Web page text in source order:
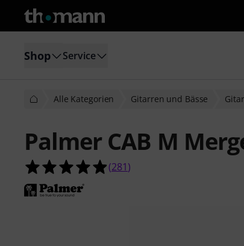
Shop Service
Alle Kategorien Gitarren und Bässe
Palmer CAB M
4.9 von 5 Sternen aus 281
(281)